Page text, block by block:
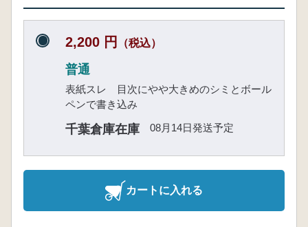
2,200 円 （税込）
普通
表紙スレ 目次にやや大きめのシミとボール
ペンで書き込み
千葉倉庫在庫 08月14日発送予定
カートに入れる